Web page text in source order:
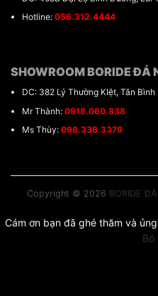
Hotline: 056.312.4444
SHOWROOM BORIDE ĐÁ
DC: 382 Lý Thường KIệt, Tân Bình
Mr Thành: 0918.060.838
Ms Thùy: 098.338.3379
Copyright © 2026 BORIDE
Cám ơn bạn đã ghé thăm và
Bỏ